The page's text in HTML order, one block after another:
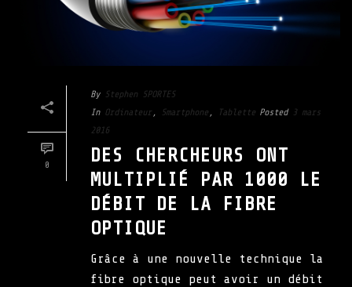
0
By
Stephen SPORTES
In Ordinateur , Smartphone , Tablette Posted
3 mars
2016
DES CHERCHEURS ONT
MULTIPLIÉ PAR 1000 LE
DÉBIT DE LA FIBRE
OPTIQUE
Grâce à une nouvelle technique la
fibre optique peut avoir un débit